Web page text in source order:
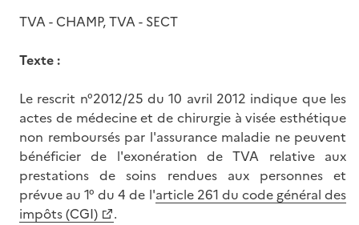
TVA - CHAMP, TVA - SECT
Texte :
Le rescrit n°2012/25 du 10 avril 2012 indique que les
actes de médecine et de chirurgie à visée esthétique
non remboursés par l'assurance maladie ne peuvent
bénéficier de l'exonération de TVA relative aux
prestations de soins rendues aux personnes et
prévue au 1° du 4 de l'article 261 du code général des
impôts (CGI)
.